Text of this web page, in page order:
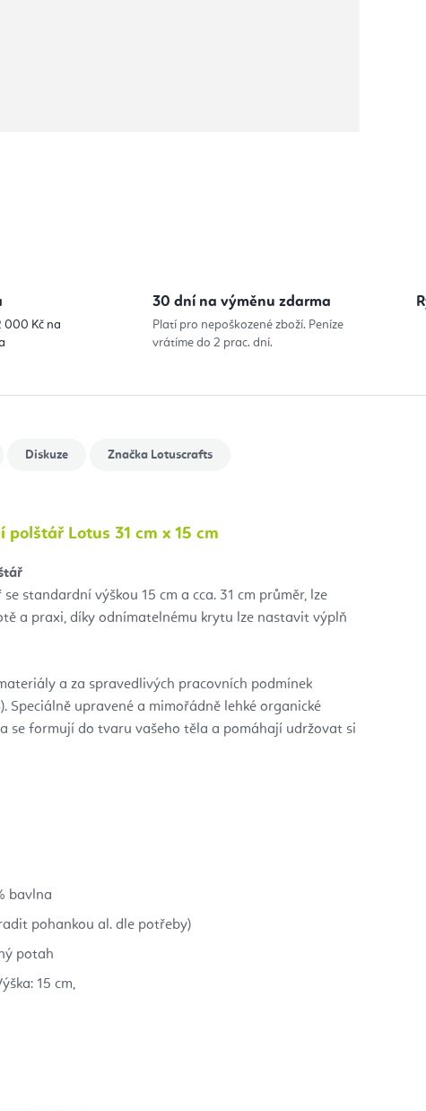
000 Kč na
30 dní na výměnu zdarma
Platí pro nepoškozené zboží. Peníze
vrátíme do 2 prac. dní.
Diskuze Značka Lotuscrafts
Lotus 31 cm x 15 cm
standardní výškou 15 cm a cca. 31 cm průměr, lze
a praxi, díky odnímatelnému krytu lze nastavit výplň
a za spravedlivých pracovních podmínek
Speciálně upravené a mimořádně lehké organické
se formují do tvaru vašeho těla a pomáhají udržovat si
bavlna
pohankou al. dle potřeby)
potah
15 cm,